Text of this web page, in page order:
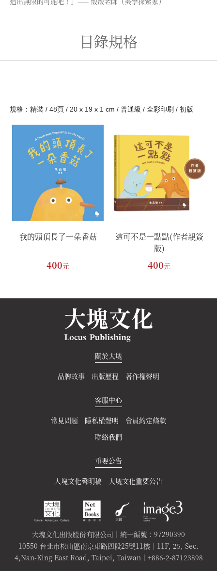
目錄規格
規格：精裝 / 48頁 / 20 x 19 x 1 cm / 普通級 / 全彩印刷 / 初版
我的頭頂長了一朵香菇
400元
這可不是一點點(作者親簽
版)
400元
關於大塊
品牌故事 出版歷程 著作權聲明
客服中心
常見問題 隱私權聲明
會員約定條款
聯絡我們
重要公告
大塊文化聲明稿 大塊文化重要公告
大塊文化出版股份有限公司｜統一編號：97290390
10550 台北市松山區南京東路四段25號11樓｜11F, 25, Sec.
4,Nan-King East Road, Taipei, Taiwan｜+886-2-87123898